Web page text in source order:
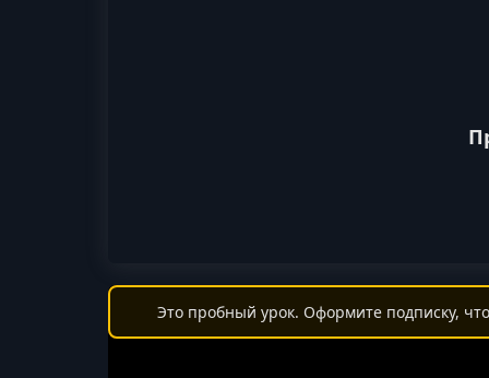
Это пробный урок. Оформите подписку,